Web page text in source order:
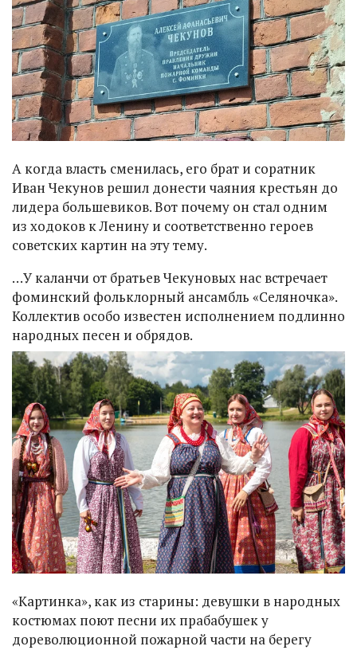
А когда власть сменилась, его брат и соратник
Иван Чекунов решил донести чаяния крестьян до
лидера большевиков. Вот почему он стал одним
из ходоков к Ленину и соответственно героев
советских картин на эту тему.
…У каланчи от братьев Чекуновых нас встречает
фоминский фольклорный ансамбль «Селяночка».
Коллектив особо известен исполнением подлинно
народных песен и обрядов.
«Картинка», как из старины: девушки в народных
костюмах поют песни их прабабушек у
дореволюционной пожарной части на берегу